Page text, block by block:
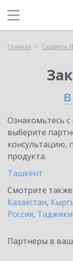
Главная Сервисы
Ознакомьтесь
выберите
консультацию,
продукта.
Ташкент
Смотрите также:
Казахстан,
Россия,
Партнеры в